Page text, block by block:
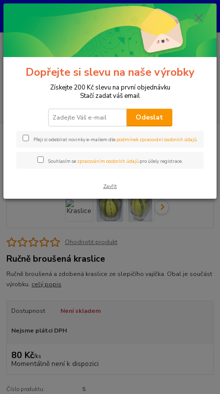
KAŽDÝ KUS JE ORIGINÁL, NIKDY NEBUDE STEJNÝ ! Každý šperk vzniká
ručně nad kahanem jako jediný originál. Jakmile se prodá, už ho znovu
nevytvořím.
Menu
+420 777 083 918
Po-Pá, 8.00 - 20.00
0 Kč
Kraslice
Ohodnotit produkt
Ručně broušená kraslice
Ručně broušená a zdobená kraslice ze slepičího vajíčka. Obal je součást
výrobku. celý popis
Dostupnost Není skladem
Nejsme plátci DPH
80 Kč/ks
Momentálně není k dispozici
Číslo produktu: 5
Dopřejte si slevu na naše výrobky
Získejte 200 Kč slevu na první objednávku
Stačí zadat váš email
Odeslat
Přeji si odebírat novinky e-mailem dle podmínek zpracování osobních údajů.
Souhlasím se zpracováním osobních údajů pro účely registrace.
Zavřít